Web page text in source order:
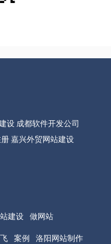
设 成都软件开发公司
嘉兴外贸网站建设
建设 做网站
案例
洛阳网站制作